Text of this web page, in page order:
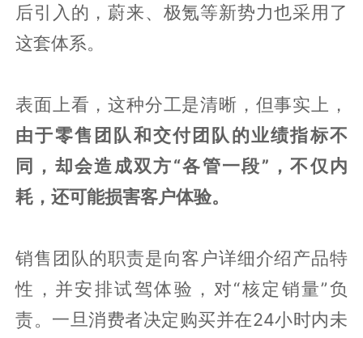
后引入的，蔚来、极氪等新势力也采用了
这套体系。
表面上看，这种分工是清晰，但事实上，
由于零售团队和交付团队的业绩指标不
同，却会造成双方“各管一段”，不仅内
耗，还可能损害客户体验。
销售团队的职责是向客户详细介绍产品特
性，并安排试驾体验，对“核定销量”负
责。一旦消费者决定购买并在24小时内未